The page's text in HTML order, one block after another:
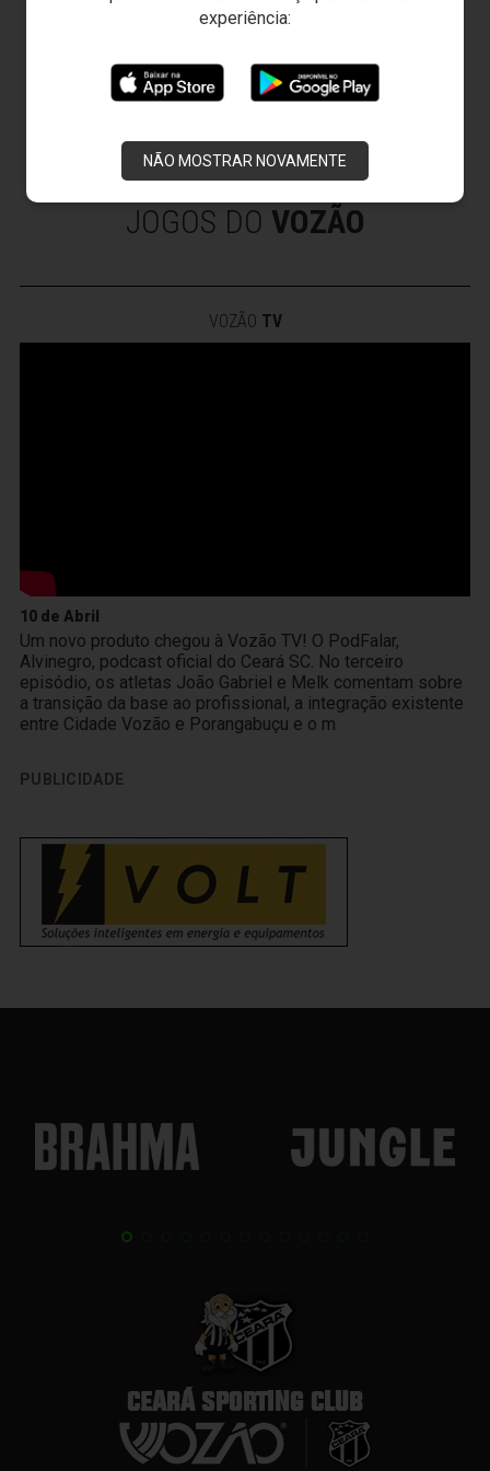
experiência:
NÃO MOSTRAR NOVAMENTE
Psicóloga
Dentista
Massagistas
Auxiliar Operacional
JOGOS DO VOZÃO
VOZÃO TV
10 de Abril
Um novo produto chegou à Vozão TV! O PodFalar,
Alvinegro, podcast oficial do Ceará SC. No terceiro
episódio, os atletas João Gabriel e Melk comentam sobre
a transição da base ao profissional, a integração existente
entre Cidade Vozão e Porangabuçu e o m
PUBLICIDADE
CEARÁ SPORTING CLUB